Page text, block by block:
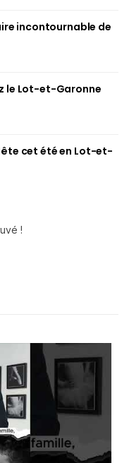
incontournable de
le Lot-et-Garonne
cet été en Lot-et-
!